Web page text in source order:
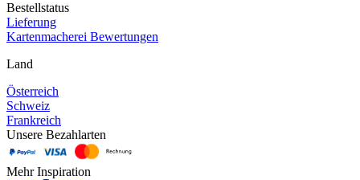
Bestellstatus
Lieferung
Kartenmacherei Bewertungen
Land
Österreich
Schweiz
Frankreich
Unsere Bezahlarten
Mehr Inspiration